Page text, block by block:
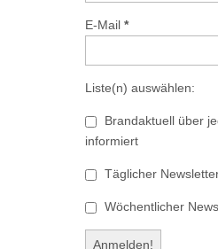
E-Mail *
Liste(n) auswählen:
Brandaktuell über
informiert
Täglicher
Wöchentlicher